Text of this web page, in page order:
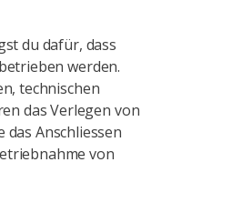
du dafür, dass
werden.
technischen
das Verlegen von
Anschliessen
von